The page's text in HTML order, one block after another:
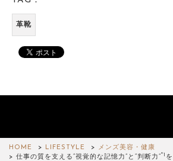
革靴
HOME LIFESTYLE
メンズ美容・健康
仕事の質を支える“視覚的な記憶力”と“判断力”*1